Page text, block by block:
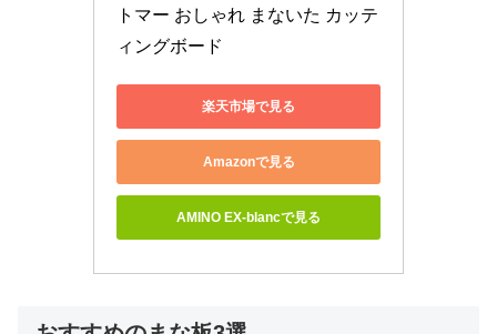
トマー おしゃれ まないた カッテ
ィングボード
楽天市場で見る
Amazonで見る
AMINO EX-blancで見る